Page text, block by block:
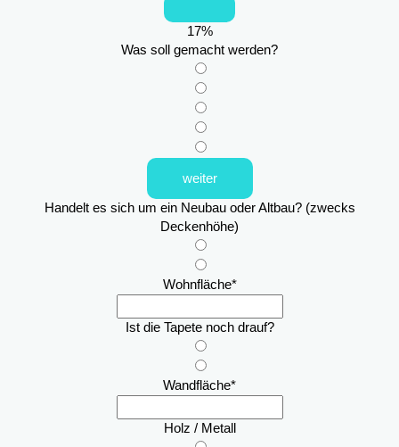
17%
Was soll gemacht werden?
weiter
Handelt es sich um ein Neubau oder Altbau? (zwecks
Deckenhöhe)
Wohnfläche*
Ist die Tapete noch drauf?
Wandfläche*
Holz / Metall